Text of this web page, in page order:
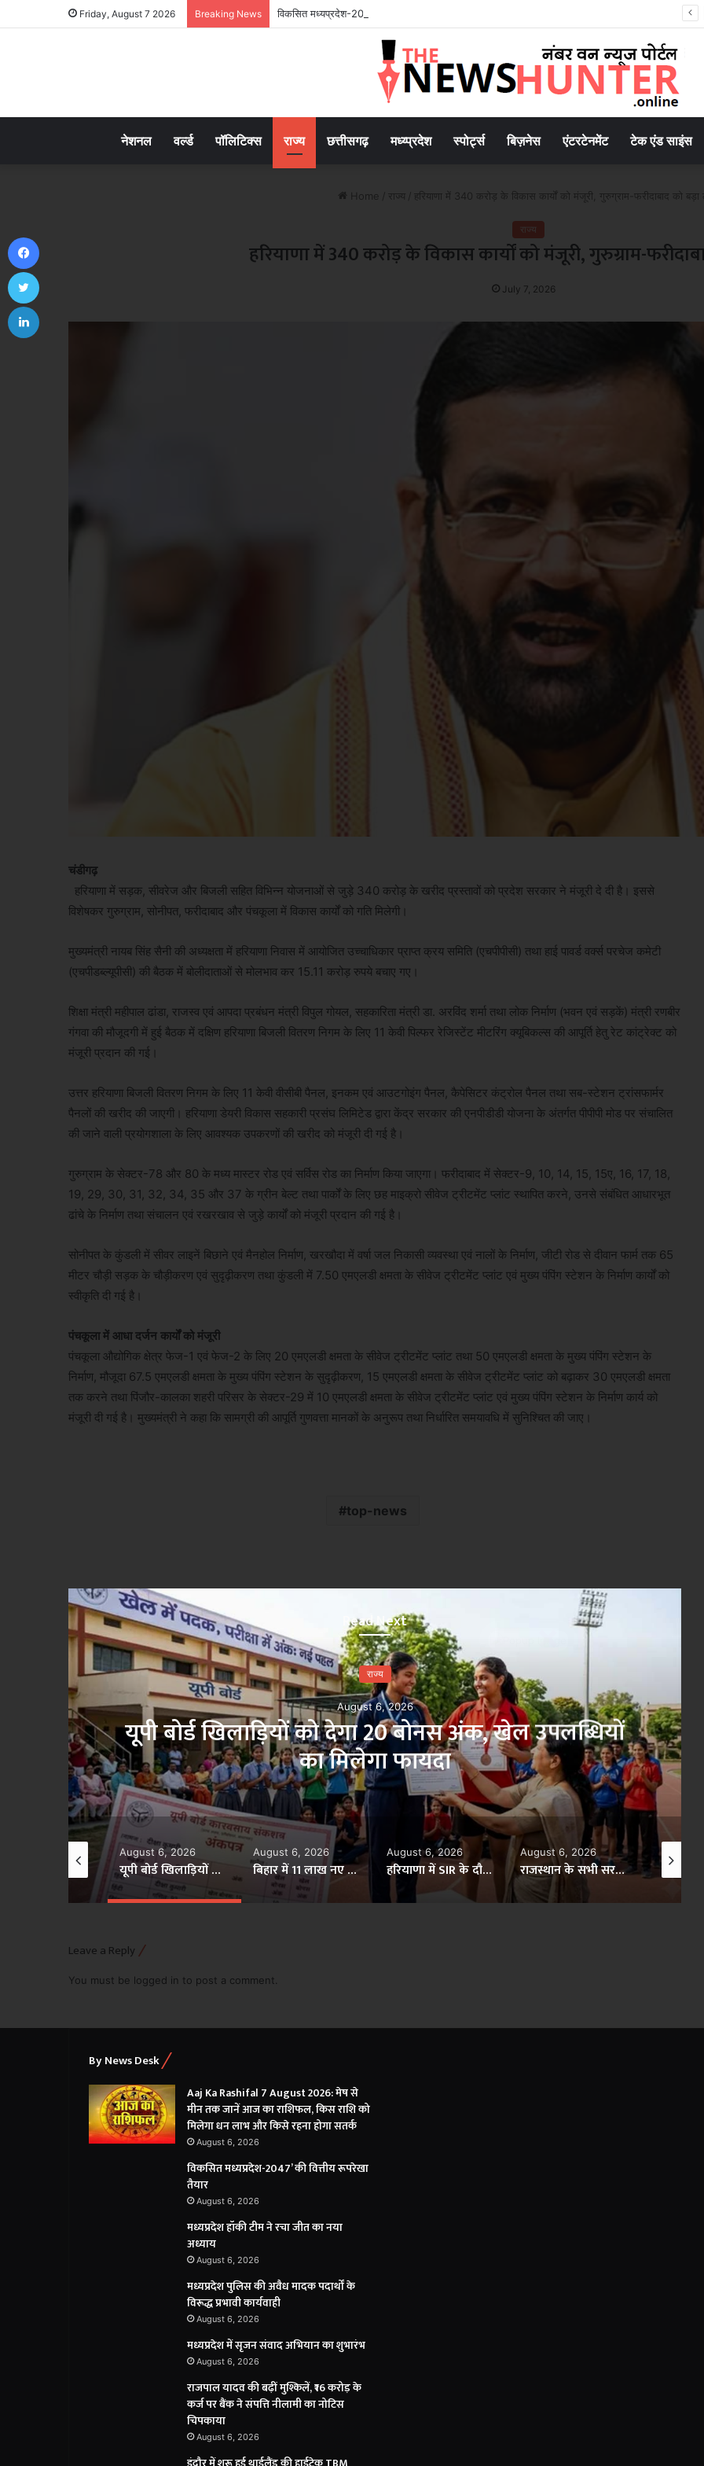
Friday, August 7 2026 Breaking News विकसित मध्यप्रदेश-2047’ की वित्तीय रूपरेखा तैयार
नेशनल वर्ल्ड पॉलिटिक्स राज्य छत्तीसगढ़ मध्य्प्रदेश स्पोर्ट्स बिज़नेस एंटरटेनमेंट टेक एंड साइंस
Home / राज्य / हरियाणा में 340 करोड़ के विकास कार्यों को मंजूरी, गुरुग्राम-फरीदाबाद को बड़ा
राज्य
हरियाणा में 340 करोड़ के विकास कार्यों को मंजूरी, गुरुग्राम-
July 7, 2026
चंडीगढ़
हरियाणा में सड़क, सीवरेज और बिजली सहित विभिन्न योजनाओं से जुड़े 340 करोड़ के खरीद प्रस्तावों को प्रदेश सरकार ने मंजूरी दे दी है। इससे
विशेषकर गुरुग्राम, सोनीपत, फरीदाबाद और पंचकूला में विकास कार्यों को गति मिलेगी।
मुख्यमंत्री नायब सिंह सैनी की अध्यक्षता में हरियाणा निवास में आयोजित उच्चाधिकार प्राप्त क्रय समिति (एचपीपीसी) तथा हाई पावर्ड वर्क्स परचेज कमेटी
(एचपीडब्ल्यूपीसी) की बैठक में बोलीदाताओं से मोलभाव कर 15.11 करोड़ रुपये बचाए गए।
शिक्षा मंत्री महीपाल ढांडा, राजस्व एवं आपदा प्रबंधन मंत्री विपुल गोयल, सहकारिता मंत्री डा. अरविंद शर्मा तथा लोक निर्माण (भवन एवं सड़कें) मंत्री रणबीर
गंगवा की मौजूदगी में हुई बैठक में दक्षिण हरियाणा बिजली वितरण निगम के लिए 11 केवी पिल्फर रेजिस्टेंट मीटरिंग क्यूबिकल्स की आपूर्ति हेतु रेट कांट्रेक्ट को
मंजूरी प्रदान की गई।
उत्तर हरियाणा बिजली वितरण निगम के लिए 11 केवी वीसीबी पैनल, इनकम एवं आउटगोइंग पैनल, कैपेसिटर कंट्रोल पैनल तथा सब-स्टेशन ट्रांसफार्मर
पैनलों की खरीद की जाएगी। हरियाणा डेयरी विकास सहकारी प्रसंघ लिमिटेड द्वारा केंद्र सरकार की एनपीडीडी योजना के अंतर्गत पीपीपी मोड पर संचालित
की जाने वाली प्रयोगशाला के लिए आवश्यक उपकरणों की खरीद को मंजूरी दी गई है।
गुरुग्राम के सेक्टर-78 और 80 के मध्य मास्टर रोड एवं सर्विस रोड का निर्माण किया जाएगा। फरीदाबाद में सेक्टर-9, 10, 14, 15, 15ए, 16, 17, 18,
19, 29, 30, 31, 32, 34, 35 और 37 के ग्रीन बेल्ट तथा पार्कों के लिए छह माइक्रो सीवेज ट्रीटमेंट प्लांट स्थापित करने, उनसे संबंधित आधारभूत
ढांचे के निर्माण तथा संचालन एवं रखरखाव से जुड़े कार्यों को मंजूरी प्रदान की गई है।
सोनीपत के कुंडली में सीवर लाइनें बिछाने एवं मैनहोल निर्माण, खरखौदा में वर्षा जल निकासी व्यवस्था एवं नालों के निर्माण, जीटी रोड से दीवान फार्म तक 65
मीटर चौड़ी सड़क के चौड़ीकरण एवं सुदृढ़ीकरण तथा कुंडली में 7.50 एमएलडी क्षमता के सीवेज ट्रीटमेंट प्लांट एवं मुख्य पंपिंग स्टेशन के निर्माण कार्यों को
स्वीकृति दी गई है।
पंचकूला में आधा दर्जन कार्यों को मंजूरी
पंचकूला औद्योगिक क्षेत्र फेज-1 एवं फेज-2 के लिए 20 एमएलडी क्षमता के सीवेज ट्रीटमेंट प्लांट तथा 50 एमएलडी क्षमता के मुख्य पंपिंग स्टेशन के
निर्माण, मौजूदा 67.5 एमएलडी क्षमता के मुख्य पंपिंग स्टेशन के सुदृढ़ीकरण, 15 एमएलडी क्षमता के सीवेज ट्रीटमेंट प्लांट को बढ़ाकर 30 एमएलडी क्षमता
तक करने तथा पिंजौर-कालका शहरी परिसर के सेक्टर-29 में 10 एमएलडी क्षमता के सीवेज ट्रीटमेंट प्लांट एवं मुख्य पंपिंग स्टेशन के निर्माण कार्य को
मंजूरी दी गई है। मुख्यमंत्री ने कहा कि सामग्री की आपूर्ति गुणवत्ता मानकों के अनुरूप तथा निर्धारित समयावधि में सुनिश्चित की जाए।
top-news
Read Next
राज्य
August 6, 2026
बिहार में 11 लाख नए राशन कार्ड बनाने का अभियान, 15 अगस्त
तक लक्ष्य पूरा
August 6, 2026
बिहार में 11 लाख नए राशन कार्ड बनाने का अभियान, 15 अगस्त तक लक्ष्य पूरा
August 6, 2026
हरियाणा में SIR के दौरान 34 लाख वोटर नाम कटे, 44 लाख रिकॉर्ड सुधारने का 30 अगस्त तक मौका
August 6, 2026
राजस्थान के सभी सरकारी स्कूलों का 10 दिन में होगा सुरक्षा ऑडिट, विभाग सख्त
August 6, 2026
यूपी में निवेशकों के लिए खुला बड़ा मौका, 18 आधुनिक बस स्टेशनों के विकास को लेकर यूपीएसआरटीसी ने मांगी निविदाएं
Leave a Reply
You must be logged in to post a comment.
By News Desk
Aaj Ka Rashifal 7 August 2026: मेष से
मीन तक जानें आज का राशिफल, किस राशि को
मिलेगा धन लाभ और किसे रहना होगा सतर्क
August 6, 2026
विकसित मध्यप्रदेश-2047’ की वित्तीय रूपरेखा
तैयार
August 6, 2026
मध्यप्रदेश हॉकी टीम ने रचा जीत का नया
अध्याय
August 6, 2026
मध्यप्रदेश पुलिस की अवैध मादक पदार्थों के
विरूद्ध प्रभावी कार्यवाही
August 6, 2026
मध्यप्रदेश में सृजन संवाद अभियान का शुभारंभ
August 6, 2026
राजपाल यादव की बढ़ीं मुश्किलें, ₹16 करोड़ के
कर्ज पर बैंक ने संपत्ति नीलामी का नोटिस
चिपकाया
August 6, 2026